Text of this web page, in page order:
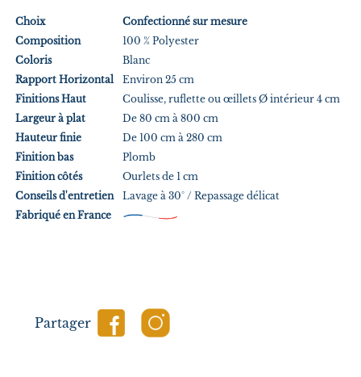
Choix
Composition
Coloris
Rapport Horizontal
Finitions Haut
Largeur à plat
Hauteur finie
Finition bas
Finition côtés
Conseils d'entretien
Fabriqué en France
Confectionné sur mesure
100 % Polyester
Blanc
Environ 25 cm
Coulisse, ruflette ou œillets Ø intérieur 4 cm
De 80 cm à 800 cm
De 100 cm à 280 cm
Plomb
Ourlets de 1 cm
Lavage à 30° / Repassage délicat
Partager